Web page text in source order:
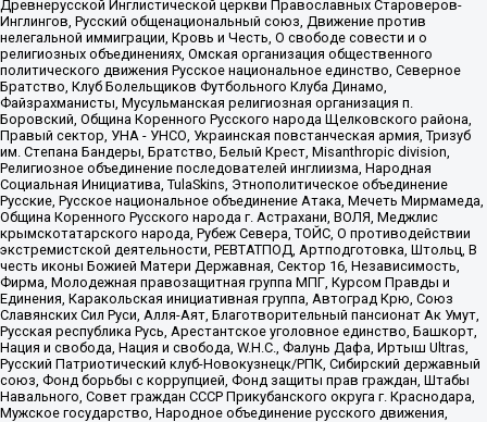
Древнерусской Инглистической церкви Православных Староверов-
Инглингов, Русский общенациональный союз, Движение против
нелегальной иммиграции, Кровь и Честь, О свободе совести и о
религиозных объединениях, Омская организация общественного
политического движения Русское национальное единство, Северное
Братство, Клуб Болельщиков Футбольного Клуба Динамо,
Файзрахманисты, Мусульманская религиозная организация п.
Боровский, Община Коренного Русского народа Щелковского района,
Правый сектор, УНА - УНСО, Украинская повстанческая армия, Тризуб
им. Степана Бандеры, Братство, Белый Крест, Misanthropic division,
Религиозное объединение последователей инглиизма, Народная
Социальная Инициатива, TulaSkins, Этнополитическое объединение
Русские, Русское национальное объединение Атака, Мечеть Мирмамеда,
Община Коренного Русского народа г. Астрахани, ВОЛЯ, Меджлис
крымскотатарского народа, Рубеж Севера, ТОЙС, О противодействии
экстремистской деятельности, РЕВТАТПОД, Артподготовка, Штольц, В
честь иконы Божией Матери Державная, Сектор 16, Независимость,
Фирма, Молодежная правозащитная группа МПГ, Курсом Правды и
Единения, Каракольская инициативная группа, Автоград Крю, Союз
Славянских Сил Руси, Алля-Аят, Благотворительный пансионат Ак Умут,
Русская республика Русь, Арестантское уголовное единство, Башкорт,
Нация и свобода, Нация и свобода, W.H.С., Фалунь Дафа, Иртыш Ultras,
Русский Патриотический клуб-Новокузнецк/РПК, Сибирский державный
союз, Фонд борьбы с коррупцией, Фонд защиты прав граждан, Штабы
Навального, Совет граждан СССР Прикубанского округа г. Краснодара,
Мужское государство, Народное объединение русского движения,